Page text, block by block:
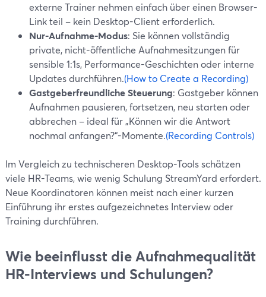
externe Trainer nehmen einfach über einen Browser-
Link teil – kein Desktop-Client erforderlich.
Nur-Aufnahme-Modus: Sie können vollständig
private, nicht-öffentliche Aufnahmesitzungen für
sensible 1:1s, Performance-Geschichten oder interne
Updates durchführen.(How to Create a Recording)
Gastgeberfreundliche Steuerung: Gastgeber können
Aufnahmen pausieren, fortsetzen, neu starten oder
abbrechen – ideal für „Können wir die Antwort
nochmal anfangen?“-Momente.(Recording Controls)
Im Vergleich zu technischeren Desktop-Tools schätzen
viele HR-Teams, wie wenig Schulung StreamYard erfordert.
Neue Koordinatoren können meist nach einer kurzen
Einführung ihr erstes aufgezeichnetes Interview oder
Training durchführen.
Wie beeinflusst die Aufnahmequalität
HR-Interviews und Schulungen?